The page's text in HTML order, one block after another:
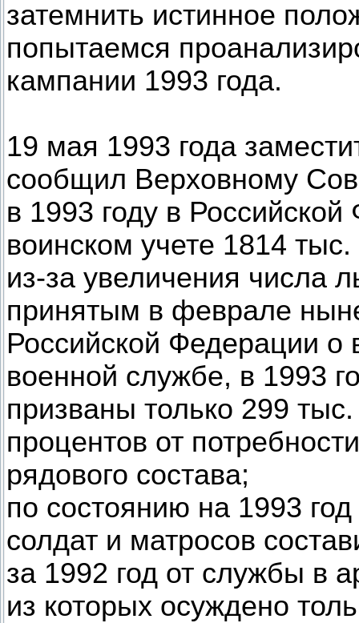
затемнить истинное
попытаемся
кампании 1993 года.
19 мая 1993 года
сообщил Верховному
в 1993 году в
воинском учете 1814
из-за увеличения числа
принятым в феврале
Российской Федерации о
военной службе, в 1993
призваны только 299
процентов от
рядового состава;
по состоянию на 1993
солдат и матросов
за 1992 год от службы в
из которых осуждено